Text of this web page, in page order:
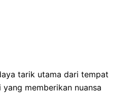
tarik utama dari tempat
memberikan nuansa